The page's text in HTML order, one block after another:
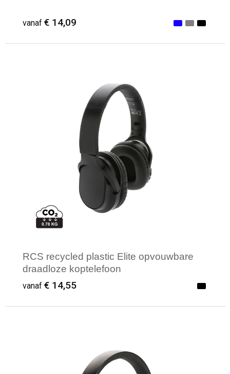
vanaf € 14,09
RCS recycled plastic Elite opvouwbare
draadloze koptelefoon
vanaf € 14,55